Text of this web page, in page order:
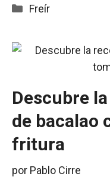
Categorías
Freír
Descubre
de bacalao
fritura
por Pablo Cirre